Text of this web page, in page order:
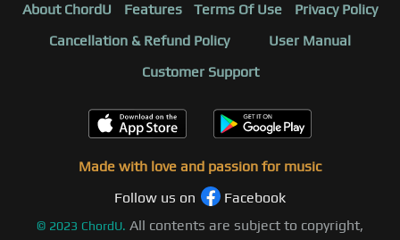
About ChordU Features Terms Of Use
Privacy Policy
Cancellation & Refund Policy
User Manual
Customer Support
Made with love and passion for music
Follow us on
Facebook
© 2023 ChordU. All contents are subject to copyright,